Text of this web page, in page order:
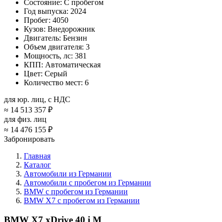
Состояние: С пробегом
Год выпуска: 2024
Пробег: 4050
Кузов: Внедорожник
Двигатель: Бензин
Объем двигателя: 3
Мощность, лс: 381
КПП: Автоматическая
Цвет: Серый
Количество мест: 6
для юр. лиц, с НДС
≈ 14 513 357 ₽
для физ. лиц
≈ 14 476 155 ₽
Забронировать
Главная
Каталог
Автомобили из Германии
Автомобили с пробегом из Германии
BMW с пробегом из Германии
BMW X7 с пробегом из Германии
BMW X7 xDrive 40 i M